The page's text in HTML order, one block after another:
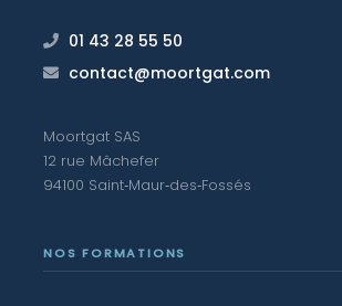
01 43 28 55 50
contact@moortgat.com
Moortgat SAS
12 rue Mâchefer
94100 Saint‑Maur‑des‑Fossés
NOS FORMATIONS